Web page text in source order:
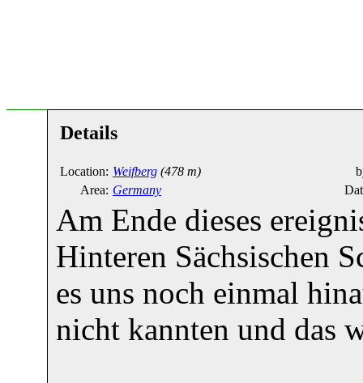
Details
Location: Weifberg (478 m)
Area: Germany
Am Ende dieses
Hinteren Sächsischen
es uns noch einmal
nicht kannten und das